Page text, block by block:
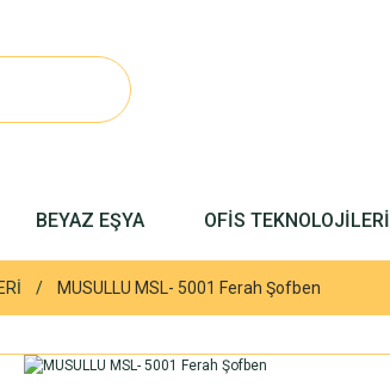
BEYAZ EŞYA OFİS TEKNOLOJİLERİ
MUSULLU MSL- 5001 Ferah Şofben